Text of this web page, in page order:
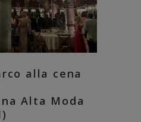
alla cena
Alta Moda